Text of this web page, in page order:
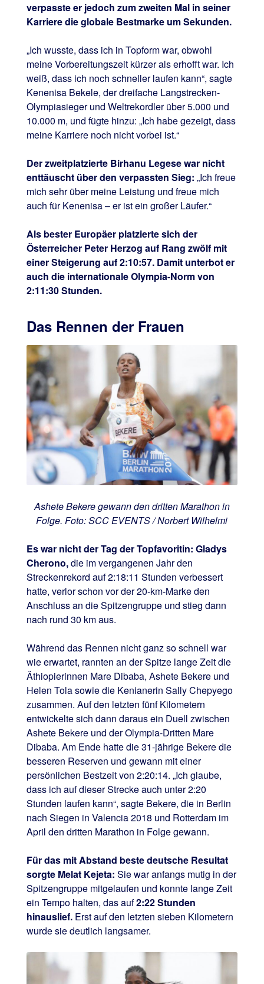
verpasste er jedoch zum zweiten Mal in seiner
Karriere die globale Bestmarke um Sekunden.
„Ich wusste, dass ich in Topform war, obwohl
meine Vorbereitungszeit kürzer als erhofft war. Ich
weiß, dass ich noch schneller laufen kann“, sagte
Kenenisa Bekele, der dreifache Langstrecken-
Olympiasieger und Weltrekordler über 5.000 und
10.000 m, und fügte hinzu: „Ich habe gezeigt, dass
meine Karriere noch nicht vorbei ist.“
Der zweitplatzierte Birhanu Legese war nicht
enttäuscht über den verpassten Sieg: „Ich freue
mich sehr über meine Leistung und freue mich
auch für Kenenisa – er ist ein großer Läufer.“
Als bester Europäer platzierte sich der
Österreicher Peter Herzog auf Rang zwölf mit
einer Steigerung auf 2:10:57. Damit unterbot er
auch die internationale Olympia-Norm von
2:11:30 Stunden.
Das Rennen der Frauen
Ashete Bekere gewann den dritten Marathon in
Folge. Foto: SCC EVENTS / Norbert Wilhelmi
Es war nicht der Tag der Topfavoritin: Gladys
Cherono,die im vergangenen Jahr den
Streckenrekord auf 2:18:11 Stunden verbessert
hatte, verlor schon vor der 20-km-Marke den
Anschluss an die Spitzengruppe und stieg dann
nach rund 30 km aus.
Während das Rennen nicht ganz so schnell war
wie erwartet, rannten an der Spitze lange Zeit die
Äthiopierinnen Mare Dibaba, Ashete Bekere und
Helen Tola sowie die Kenianerin Sally Chepyego
zusammen. Auf den letzten fünf Kilometern
entwickelte sich dann daraus ein Duell zwischen
Ashete Bekere und der Olympia-Dritten Mare
Dibaba. Am Ende hatte die 31-jährige Bekere die
besseren Reserven und gewann mit einer
persönlichen Bestzeit von 2:20:14. „Ich glaube,
dass ich auf dieser Strecke auch unter 2:20
Stunden laufen kann“, sagte Bekere, die in Berlin
nach Siegen in Valencia 2018 und Rotterdam im
April den dritten Marathon in Folge gewann.
Für das mit Abstand beste deutsche Resultat
sorgte Melat Kejeta: Sie war anfangs mutig in der
Spitzengruppe mitgelaufen und konnte lange Zeit
ein Tempo halten, das auf2:22 Stunden
hinauslief.Erst auf den letzten sieben Kilometern
wurde sie deutlich langsamer.